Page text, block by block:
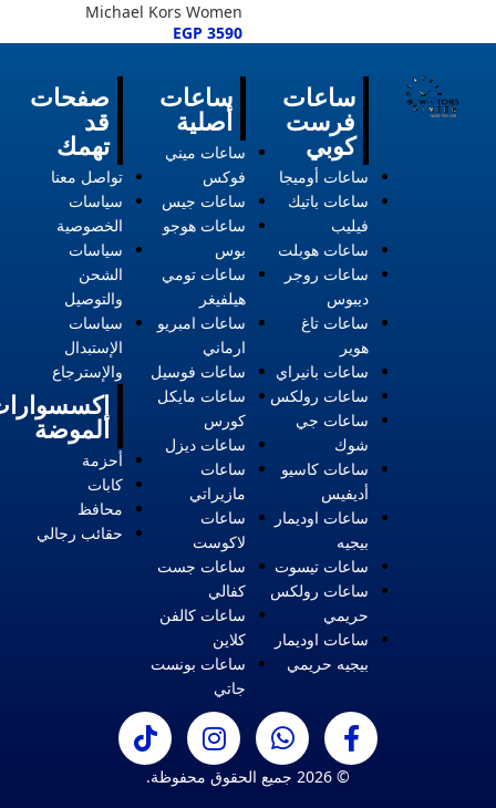
Michael Kors Women
EGP 3590
صفحات
قد
تهمك
تواصل معنا
سياسات
الخصوصية
سياسات
الشحن
والتوصيل
سياسات
الإستبدال
والإسترجاع
الموضة
أحزمة
كابات
محافظ
حقائب رجالي
ساعات
أصلية
ساعات ميني
فوكس
ساعات جيس
ساعات هوجو
بوس
ساعات تومي
هيلفيغر
ساعات امبريو
ارماني
ساعات فوسيل
ساعات مايكل
كورس
ساعات ديزل
ساعات
مازيراتي
ساعات
لاكوست
ساعات جست
كفالي
ساعات كالفن
كلاين
ساعات بونست
جاتي
ساعات
فرست
كوبي
ساعات أوميجا
ساعات باتيك
فيليب
ساعات هوبلت
ساعات روجر
ديبوس
ساعات تاغ
هوير
ساعات بانيراي
ساعات رولكس
ساعات جي
شوك
ساعات كاسيو
أديفيس
ساعات اوديمار
بيجيه
ساعات تيسوت
ساعات رولكس
حريمي
ساعات اوديمار
بيجيه حريمي
© 2026 جميع الحقوق محفوظة.